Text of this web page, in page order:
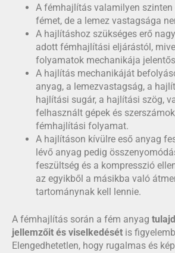
A fémhajlítás valamilyen
fémet, de a lemez vastagsága
A hajlításhoz szükséges erő
adott fémhajlítási eljárástól,
folyamatok mechanikája
A hajlítás mechanikáját
anyag, a lemezvastagság, a
hajlítási sugár, a hajlítási szög,
felhasznált gépek és
fémhajlítási folyamat.
A hajlításon kívülre eső anyag
lévő anyag pedig
feszültség és a kompresszió
az egyikből a másikba való
tartománynak kell lennie.
A fémhajlítás során a fém anyag
jellemzőit és viselkedését is
Elengedhetetlen, hogy rugalmas és